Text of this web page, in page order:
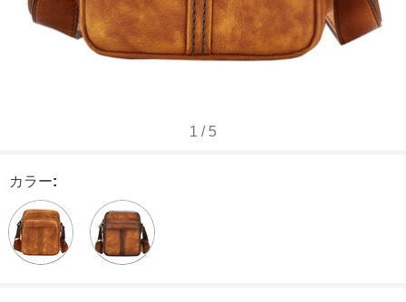
1 / 5
カラー: